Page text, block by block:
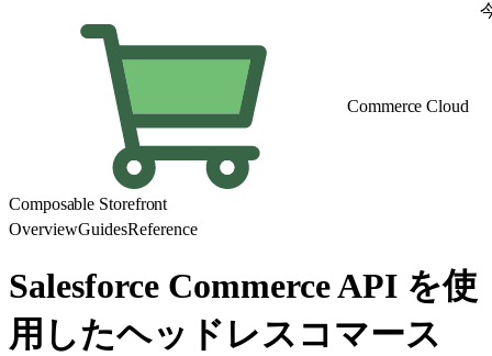
Commerce Cloud
Composable Storefront
OverviewGuidesReference
Salesforce Commerce API を使
用したヘッドレスコマース